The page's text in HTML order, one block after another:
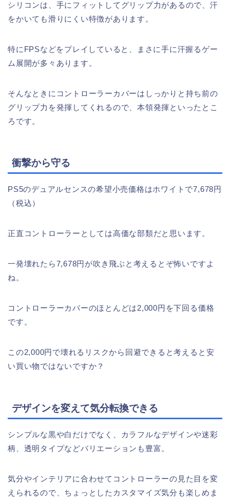
シリコンは、手にフィットしてグリップ力があるので、汗
をかいても滑りにくい特徴があります。
特にFPSなどをプレイしていると、まさに手に汗握るゲー
ム展開が多々あります。
そんなときにコントローラーカバーはしっかりと持ち前の
グリップ力を発揮してくれるので、本領発揮といったとこ
ろです。
衝撃から守る
PS5のデュアルセンスの希望小売価格はホワイトで7,678円
（税込）
正直コントローラーとしては高価な部類だと思います。
一発壊れたら7,678円が吹き飛ぶと考えるとぞ怖いですよ
ね。
コントローラーカバーのほとんどは2,000円を下回る価格
です。
この2,000円で壊れるリスクから回避できると考えると安
い買い物ではないですか？
デザインを変えて気分転換できる
シンプルな黒や白だけでなく、カラフルなデザインや迷彩
柄、透明タイプなどバリエーションも豊富。
気分やインテリアに合わせてコントローラーの見た目を変
えられるので、ちょっとしたカスタマイズ気分も楽しめま